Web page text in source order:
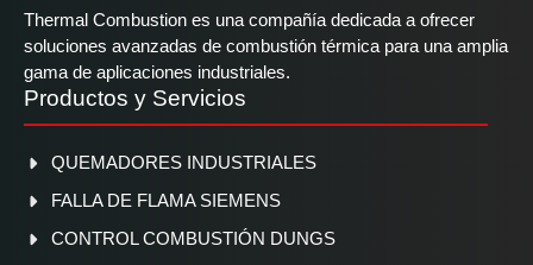
Thermal Combustion es una compañía dedicada a ofrecer
soluciones avanzadas de combustión térmica para una amplia
gama de aplicaciones industriales.
Productos y Servicios
QUEMADORES INDUSTRIALES
FALLA DE FLAMA SIEMENS
CONTROL COMBUSTIÓN DUNGS